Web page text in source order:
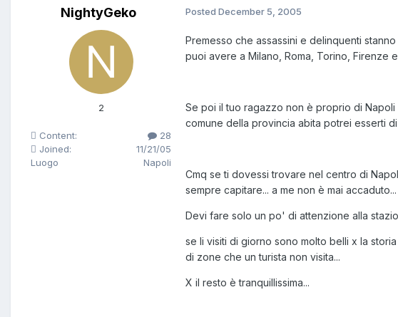
NightyGeko
2
Content:
28
Joined:
11/21/05
Luogo
Napoli
Posted December 5, 2005
Premesso che assassini e delinquenti
puoi avere a Milano, Roma, Torino, Firenze
Se poi il tuo ragazzo non è proprio di
comune della provincia abita potrei esserti
Cmq se ti dovessi trovare nel centro di
sempre capitare... a me non è mai
Devi fare solo un po' di attenzione alla
se li visiti di giorno sono molto belli x la
di zone che un turista non visita...
X il resto è tranquillissima...